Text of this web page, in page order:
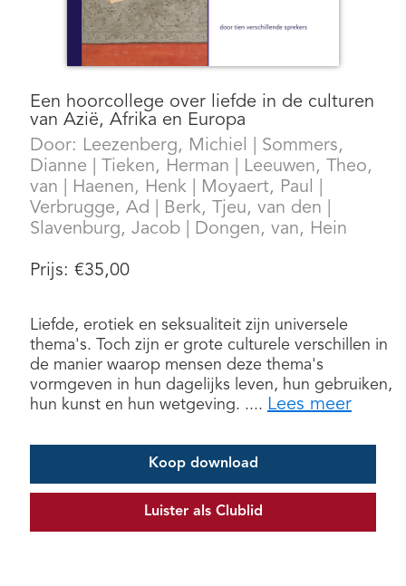
Een hoorcollege over liefde in de culturen
van Azië, Afrika en Europa
Door: Leezenberg, Michiel
Sommers,
Dianne
Tieken, Herman
Leeuwen, Theo,
van
Haenen, Henk Moyaert, Paul
Verbrugge, Ad
Berk, Tjeu, van den
Slavenburg, Jacob
Dongen, van, Hein
Prijs: €35,00
Liefde, erotiek en seksualiteit zijn universele
thema's. Toch zijn er grote culturele verschillen in
de manier waarop mensen deze thema's
vormgeven in hun dagelijks leven, hun gebruiken,
hun kunst en hun wetgeving. .... Lees meer
Koop download
Luister als Clublid